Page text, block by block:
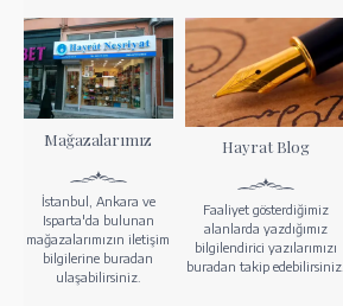
Mağazalarımız
İstanbul, Ankara ve
Isparta'da bulunan
mağazalarımızın iletişim
bilgilerine buradan
ulaşabilirsiniz.
Hayrat Blog
Faaliyet gösterdiğimiz
alanlarda yazdığımız
bilgilendirici yazılarımızı
buradan takip edebilirsiniz.